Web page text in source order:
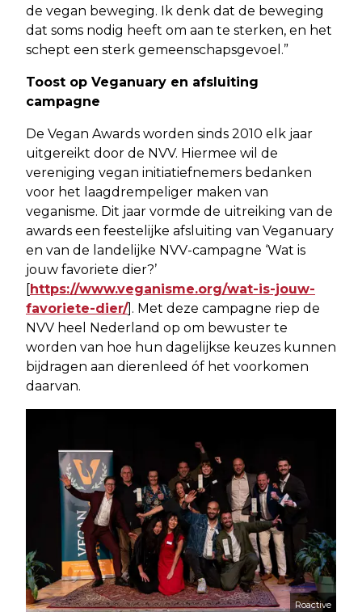
de vegan beweging. Ik denk dat de beweging
dat soms nodig heeft om aan te sterken, en het
schept een sterk gemeenschapsgevoel.”
Toost op Veganuary en afsluiting
campagne
De Vegan Awards worden sinds 2010 elk jaar
uitgereikt door de NVV. Hiermee wil de
vereniging vegan initiatiefnemers bedanken
voor het laagdrempeliger maken van
veganisme. Dit jaar vormde de uitreiking van de
awards een feestelijke afsluiting van Veganuary
en van de landelijke NVV-campagne ‘Wat is
jouw favoriete dier?’
[https://www.veganisme.org/wat-is-jouw-
favoriete-dier/]. Met deze campagne riep de
NVV heel Nederland op om bewuster te
worden van hoe hun dagelijkse keuzes kunnen
bijdragen aan dierenleed óf het voorkomen
daarvan.
Roactive